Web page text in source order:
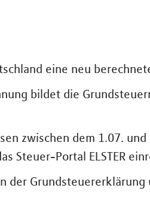
eine neu
bildet die
zwischen dem 1.07.
Steuer-Portal ELSTER
der Grundsteuererklärung